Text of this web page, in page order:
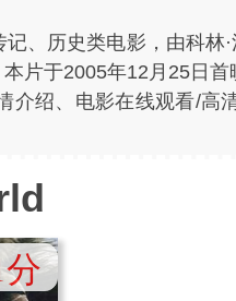
、历史类电影，由科林
片于2005年12月25日首
介绍、电影在线观看/高